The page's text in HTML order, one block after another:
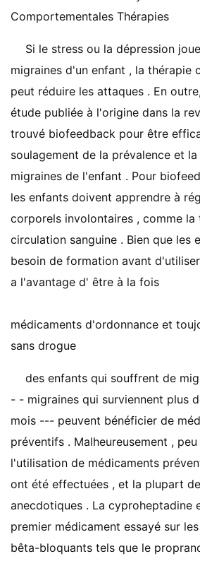
Comportementales Thérapies
Si le stress ou la dépression
migraines d'un enfant , la thérapie
peut réduire les attaques . En
étude publiée à l'origine dans la
trouvé biofeedback pour être
soulagement de la prévalence et
migraines de l'enfant . Pour
les enfants doivent apprendre à
corporels involontaires , comme la
circulation sanguine . Bien que les
besoin de formation avant
a l'avantage d' être à la fois
médicaments d'ordonnance et
sans drogue
des enfants qui souffrent de
- - migraines qui surviennent plus
mois --- peuvent bénéficier de
préventifs . Malheureusement ,
l'utilisation de médicaments
ont été effectuées , et la plupart
anecdotiques . La cyproheptadine
premier médicament essayé sur
bêta-bloquants tels que le